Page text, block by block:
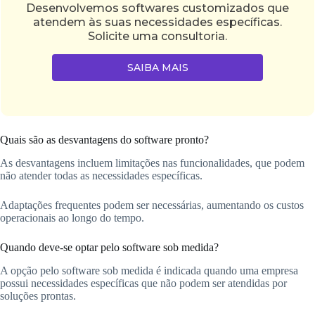
Desenvolvemos softwares customizados que
atendem às suas necessidades específicas.
Solicite uma consultoria.
SAIBA MAIS
Quais são as desvantagens do software pronto?
As desvantagens incluem limitações nas funcionalidades, que podem
não atender todas as necessidades específicas.
Adaptações frequentes podem ser necessárias, aumentando os custos
operacionais ao longo do tempo.
Quando deve-se optar pelo software sob medida?
A opção pelo software sob medida é indicada quando uma empresa
possui necessidades específicas que não podem ser atendidas por
soluções prontas.